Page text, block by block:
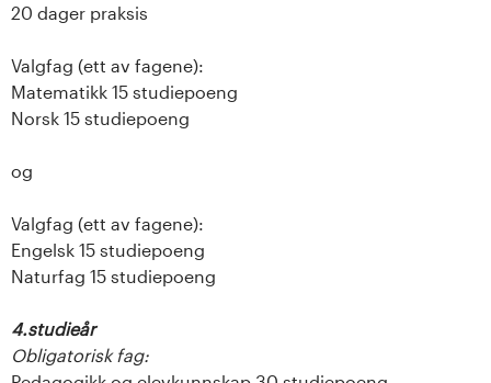
20 dager praksis
Valgfag (ett av fagene):
Matematikk 15 studiepoeng
Norsk 15 studiepoeng
og
Valgfag (ett av fagene):
Engelsk 15 studiepoeng
Naturfag 15 studiepoeng
4.studieår
Obligatorisk fag: